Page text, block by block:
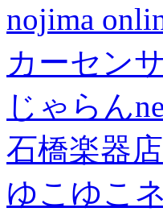
nojima
カーセン
じゃらん
石橋楽器店
ゆこゆこ